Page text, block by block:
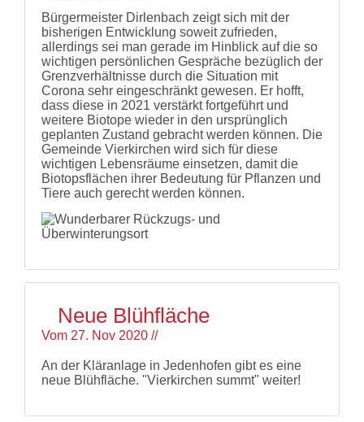
Bürgermeister Dirlenbach zeigt sich mit der
bisherigen Entwicklung soweit zufrieden,
allerdings sei man gerade im Hinblick auf die so
wichtigen persönlichen Gespräche bezüglich der
Grenzverhältnisse durch die Situation mit
Corona sehr eingeschränkt gewesen. Er hofft,
dass diese in 2021 verstärkt fortgeführt und
weitere Biotope wieder in den ursprünglich
geplanten Zustand gebracht werden können. Die
Gemeinde Vierkirchen wird sich für diese
wichtigen Lebensräume einsetzen, damit die
Biotopsflächen ihrer Bedeutung für Pflanzen und
Tiere auch gerecht werden können.
Neue Blühfläche
Vom 27. Nov 2020 //
An der Kläranlage in Jedenhofen gibt es eine
neue Blühfläche. "Vierkirchen summt" weiter!